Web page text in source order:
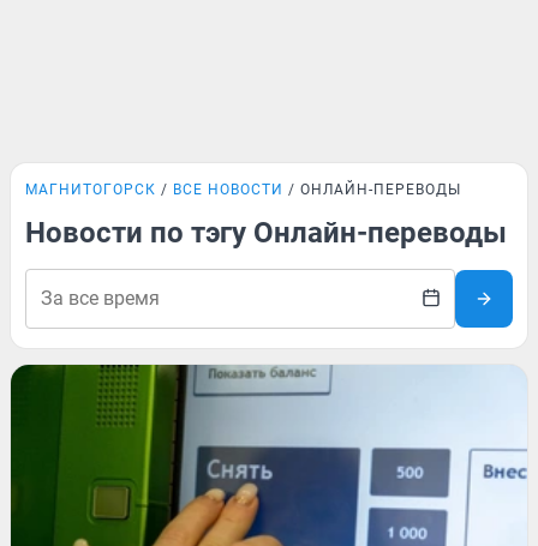
МАГНИТОГОРСК ВСЕ НОВОСТИ ОНЛАЙН-ПЕРЕВОДЫ
Новости по тэгу Онлайн-переводы